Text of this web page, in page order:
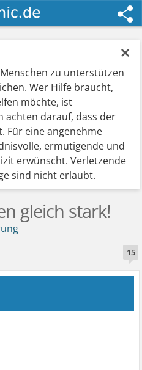
×
zu unterstützen
Wer Hilfe braucht,
möchte, ist
achten darauf, dass der
Für eine angenehme
ermutigende und
erwünscht. Verletzende
sind nicht erlaubt.
gleich stark!
15